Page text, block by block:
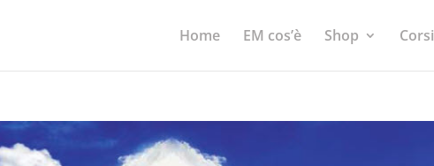
Home EM cos’è Shop Corsi